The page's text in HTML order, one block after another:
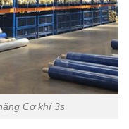
Cơ khí 3s